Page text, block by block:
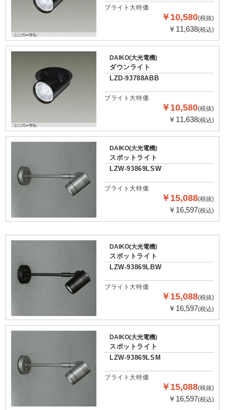
ブライト大特価
￥10,580(税抜)
￥11,638(税込)
DAIKO(大光電機)
ダウンライト
LZD-93788ABB
ブライト大特価
￥10,580(税抜)
￥11,638(税込)
DAIKO(大光電機)
スポットライト
LZW-93869LSW
ブライト大特価
￥15,088(税抜)
￥16,597(税込)
DAIKO(大光電機)
スポットライト
LZW-93869LBW
ブライト大特価
￥15,088(税抜)
￥16,597(税込)
DAIKO(大光電機)
スポットライト
LZW-93869LSM
ブライト大特価
￥15,088(税抜)
￥16,597(税込)